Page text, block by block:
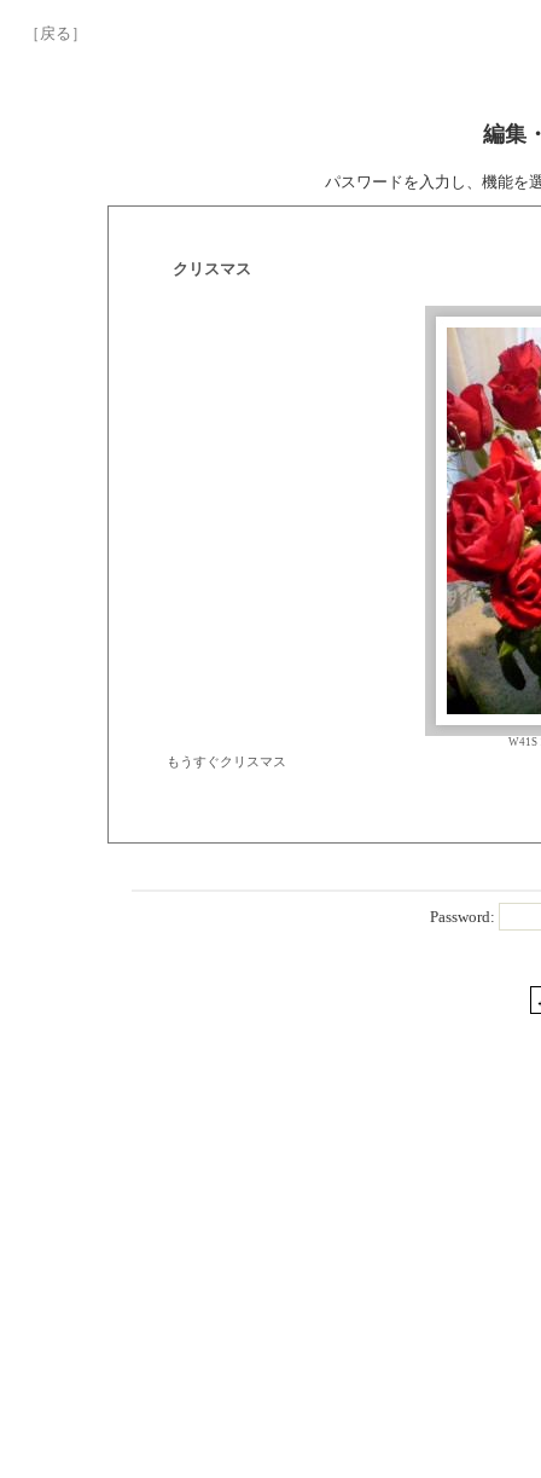
［戻る］
編集
パスワードを入力し、機能を
クリスマス
もうすぐクリスマス
Password: